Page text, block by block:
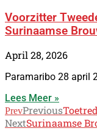
Voorzitter
Surinaamse
April 28, 2026
Paramaribo 28 april
Lees Meer »
PrevPrevious
NextSurinaamse